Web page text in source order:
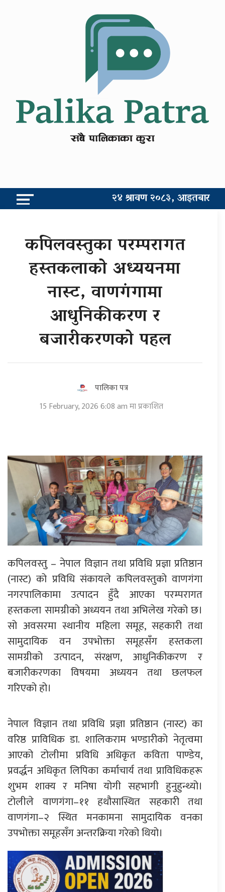
२४ श्रावण २०८३, आइतबार
कपिलवस्तुका परम्परागत
हस्तकलाको अध्ययनमा
नास्ट, वाणगंगामा
आधुनिकीकरण र
बजारीकरणको पहल
पालिका पत्र
15 February, 2026 6:08 am मा प्रकाशित
कपिलवस्तु – नेपाल विज्ञान तथा प्रविधि प्रज्ञा प्रतिष्ठान
(नास्ट) को प्रविधि संकायले कपिलवस्तुको वाणगंगा
नगरपालिकामा उत्पादन हुँदै आएका परम्परागत
हस्तकला सामग्रीको अध्ययन तथा अभिलेख गरेको छ।
सो अवसरमा स्थानीय महिला समूह, सहकारी तथा
सामुदायिक वन उपभोक्ता समूहसँग हस्तकला
सामग्रीको उत्पादन, संरक्षण, आधुनिकीकरण र
बजारीकरणका विषयमा अध्ययन तथा छलफल
गरिएको हो।
नेपाल विज्ञान तथा प्रविधि प्रज्ञा प्रतिष्ठान (नास्ट) का
वरिष्ठ प्राविधिक डा. शालिकराम भण्डारीको नेतृत्वमा
आएको टोलीमा प्रविधि अधिकृत कविता पाण्डेय,
प्रवर्द्धन अधिकृत लिपिका कर्माचार्य तथा प्राविधिकहरू
शुभम शाक्य र मनिषा योगी सहभागी हुनुहुन्थ्यो।
टोलीले वाणगंगा–११ हथौसास्थित सहकारी तथा
वाणगंगा–२ स्थित मनकामना सामुदायिक वनका
उपभोक्ता समूहसँग अन्तरक्रिया गरेको थियो।